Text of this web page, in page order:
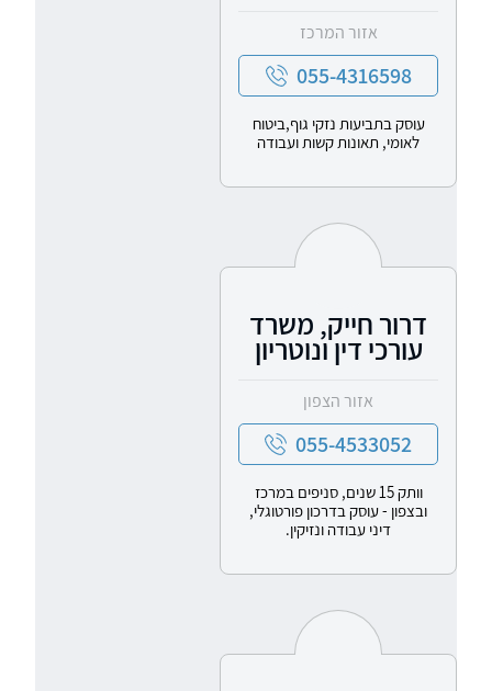
אזור המרכז
055-4316598
עוסק בתביעות נזקי גוף,ביטוח
לאומי, תאונות קשות ועבודה
דרור חייק, משרד
עורכי דין ונוטריון
אזור הצפון
055-4533052
וותק 15 שנים, סניפים במרכז
ובצפון - עוסק בדרכון פורטוגלי,
דיני עבודה ונזיקין.